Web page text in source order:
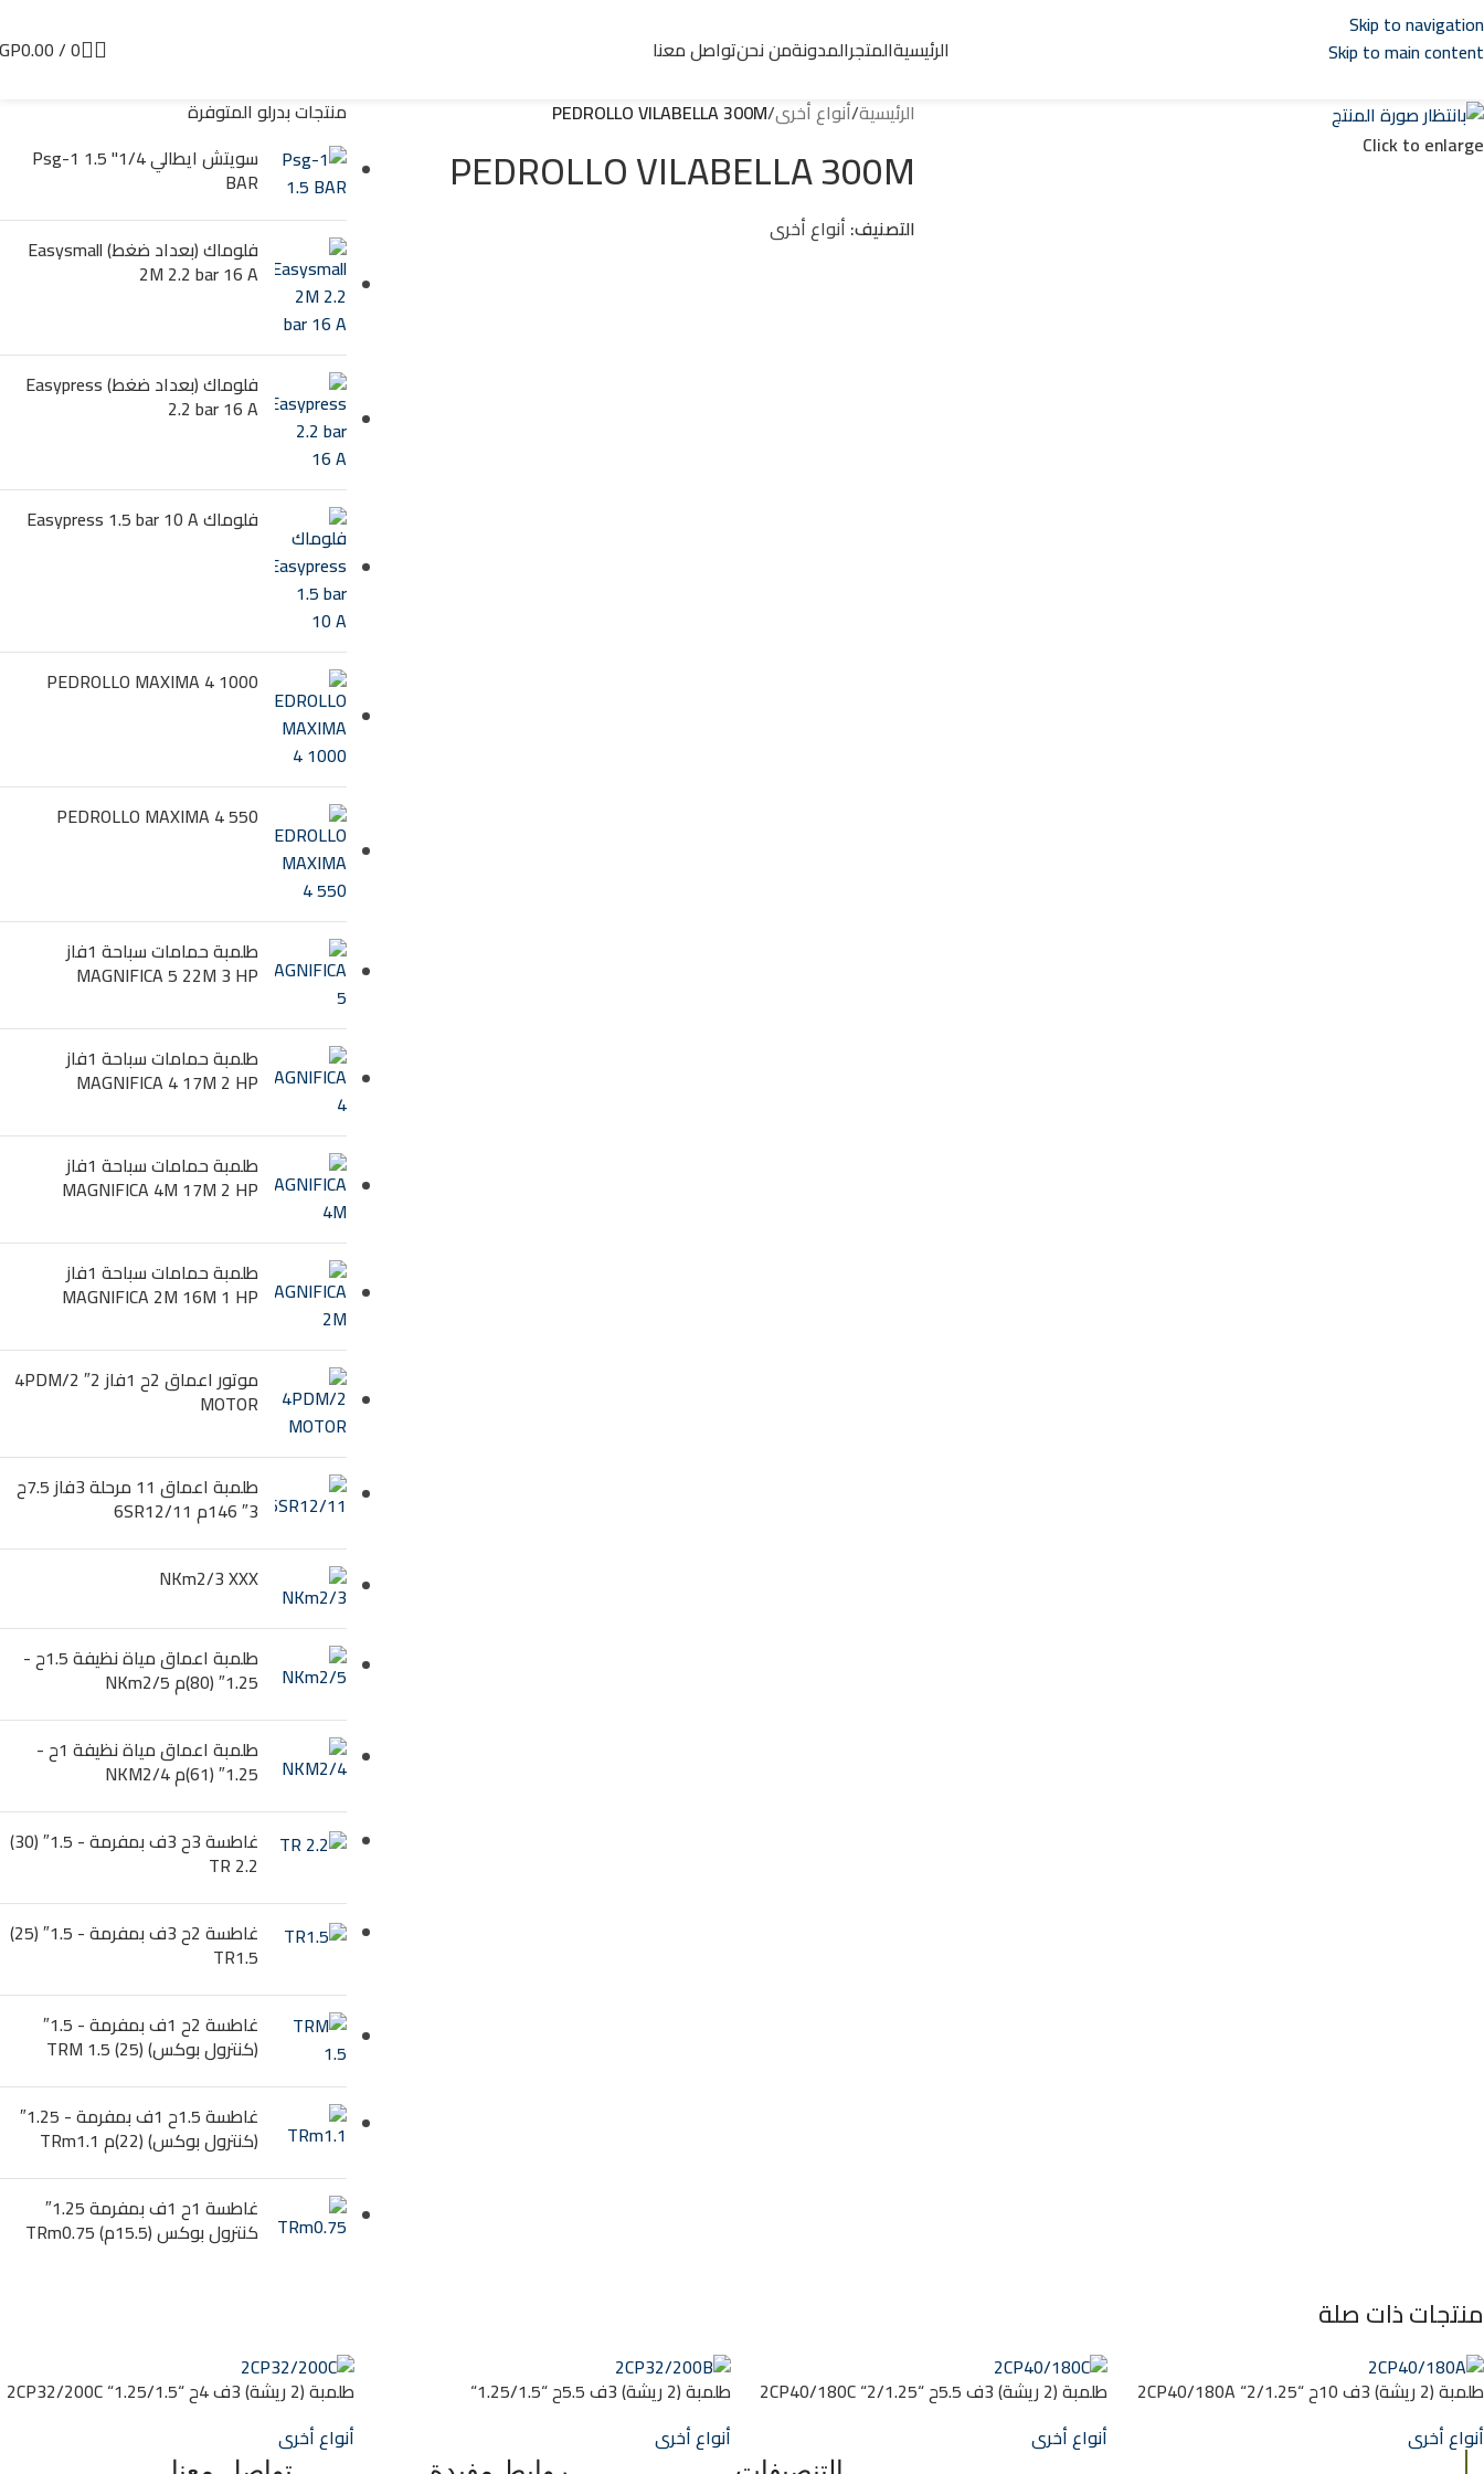
Skip to navigation
Skip to main content
الرئيسيةالمتجرالمدونةمن نحنتواصل معنا 0
/
0.00
Click to enlarge
الرئيسية/أنواع أخرى/
PEDROLLO VILABELLA 300M
PEDROLLO VILABELLA 300M
التصنيف: أنواع أخرى
منتجات بدرلو المتوفرة
سويتش ايطالي 1/4" Psg-1 1.5
BAR
فلوماك (بعداد ضغط) Easysmall
2M 2.2 bar 16 A
فلوماك (بعداد ضغط) Easypress
2.2 bar 16 A
فلوماك Easypress 1.5 bar 10 A
PEDROLLO MAXIMA 4 1000
PEDROLLO MAXIMA 4 550
طلمبة حمامات سباحة 1فاز
MAGNIFICA 5 22M 3 HP
طلمبة حمامات سباحة 1فاز
MAGNIFICA 4 17M 2 HP
طلمبة حمامات سباحة 1فاز
MAGNIFICA 4M 17M 2 HP
طلمبة حمامات سباحة 1فاز
MAGNIFICA 2M 16M 1 HP
موتور اعماق 2ح 1فاز 2″ 4PDM/2
MOTOR
طلمبة اعماق 11 مرحلة 3فاز 7.5ح
3″ 146م 6SR12/11
NKm2/3 XXX
طلمبة اعماق مياة نظيفة 1.5ح -
1.25″ (80)م NKm2/5
طلمبة اعماق مياة نظيفة 1ح -
1.25″ (61)م NKM2/4
غاطسة 3ح 3ف بمفرمة - 1.5″ (30)
TR 2.2
غاطسة 2ح 3ف بمفرمة - 1.5″ (25)
TR1.5
غاطسة 2ح 1ف بمفرمة - 1.5″
(كنترول بوكس) (25) TRM 1.5
غاطسة 1.5ح 1ف بمفرمة - 1.25″
(كنترول بوكس) (22)م TRm1.1
غاطسة 1ح 1ف بمفرمة 1.25″
كنترول بوكس (15.5م) TRm0.75
منتجات ذات صلة
طلمبة (2 ريشة) 3ف 10ح “2/1.25“ 2CP40/180A
أنواع أخرى
طلمبة (2 ريشة) 3ف 5.5ح “2/1.25“ 2CP40/180C
أنواع أخرى
طلمبة (2 ريشة) 3ف 5.5ح “1.25/1.5“
أنواع أخرى
طلمبة (2 ريشة) 3ف 4ح “1.25/1.5“ 2CP32/200C
أنواع أخرى